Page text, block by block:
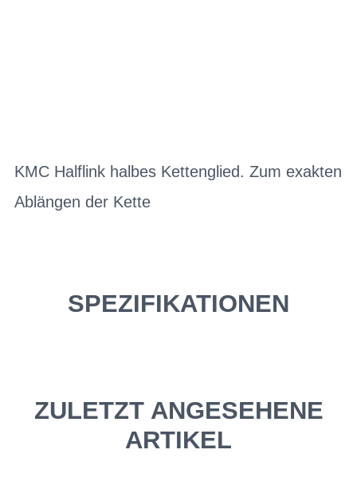
KMC Halflink halbes Kettenglied. Zum exakten
Ablängen der Kette
SPEZIFIKATIONEN
ZULETZT ANGESEHENE
ARTIKEL